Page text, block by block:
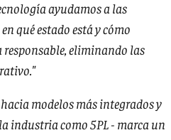
ayudamos a las
qué estado está y cómo
eliminando las
modelos más integrados y
industria como 5PL - marca un